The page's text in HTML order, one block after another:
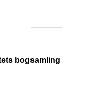
bogsamling